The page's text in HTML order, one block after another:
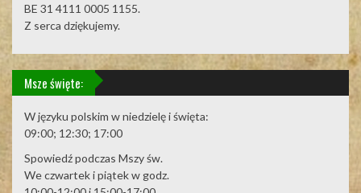
BE 31 4111 0005 1155.
Z serca dziękujemy.
Msze święte:
W języku polskim w niedzielę i święta:
09:00; 12:30; 17:00
Spowiedź podczas Mszy św.
We czwartek i piątek w godz.